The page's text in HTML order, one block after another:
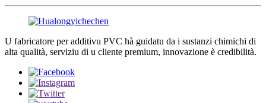
U fabricatore per additivu PVC hà guidatu da i sustanzi chimichi di
alta qualità, serviziu di u cliente premium, innovazione è credibilità.